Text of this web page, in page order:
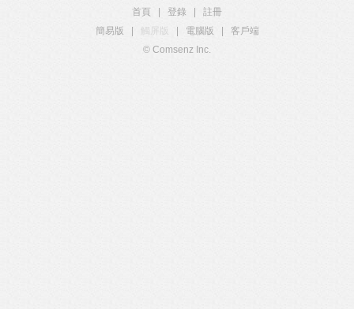
首頁 登錄
註冊
簡易版
觸屏版 電腦版
客戶端
© Comsenz Inc.